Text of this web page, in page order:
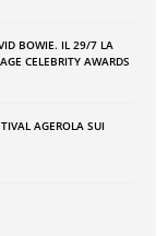
BOWIE. IL 29/7 LA
CELEBRITY AWARDS
AGEROLA SUI